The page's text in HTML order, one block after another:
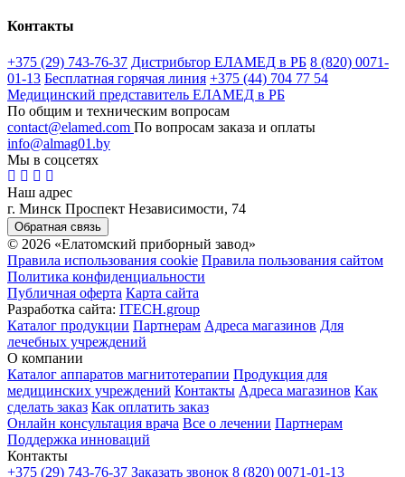
Контакты
+375 (29) 743-76-37 Дистрибьтор ЕЛАМЕД в РБ 8 (820) 0071-
01-13 Бесплатная горячая линия +375 (44) 704 77 54
Медицинский представитель ЕЛАМЕД в РБ
По общим и техническим вопросам
contact@elamed.com По вопросам заказа и оплаты
info@almag01.by
Мы в соцсетях
Наш адрес
г. Минск Проспект Независимости, 74
Обратная связь
© 2026 «Елатомский приборный завод»
Правила использования cookie Правила пользования сайтом
Политика конфиденциальности
Публичная оферта Карта сайта
Разработка сайта: ITECH.group
Каталог продукции Партнерам Адреса магазинов Для
лечебных учреждений
О компании
Каталог аппаратов магнитотерапии Продукция для
медицинских учреждений Контакты Адреса магазинов Как
сделать заказ Как оплатить заказ
Онлайн консультация врача Все о лечении Партнерам
Поддержка инноваций
Контакты
+375 (29) 743-76-37 Заказать звонок 8 (820) 0071-01-13